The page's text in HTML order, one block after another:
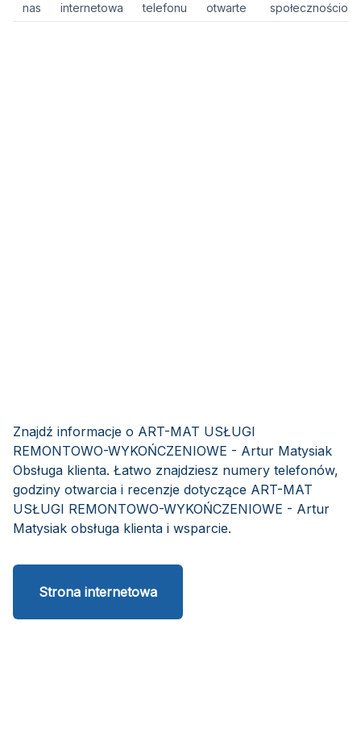
nas
internetowa
telefonu
otwarte
Znajdź informacje o ART-MAT USŁUGI
REMONTOWO-WYKOŃCZENIOWE - Artur Matysiak
Obsługa klienta. Łatwo znajdziesz numery telefonów,
godziny otwarcia i recenzje dotyczące ART-MAT
USŁUGI REMONTOWO-WYKOŃCZENIOWE - Artur
Matysiak obsługa klienta i wsparcie.
Strona internetowa